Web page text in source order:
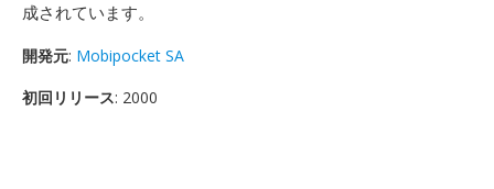
成されています。
開発元: Mobipocket SA
初回リリース: 2000